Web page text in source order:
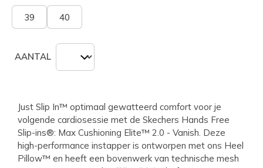
39 40
AANTAL
Just Slip In™ optimaal gewatteerd comfort voor je
volgende cardiosessie met de Skechers Hands Free
Slip-ins®: Max Cushioning Elite™ 2.0 - Vanish. Deze
high-performance instapper is ontworpen met ons Heel
Pillow™ en heeft een bovenwerk van technische mesh